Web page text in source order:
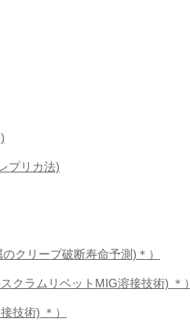
プリカ法)
クリープ破断寿命予測)＊）
クラムリベットMIG溶接技術) ＊）
技術) ＊）